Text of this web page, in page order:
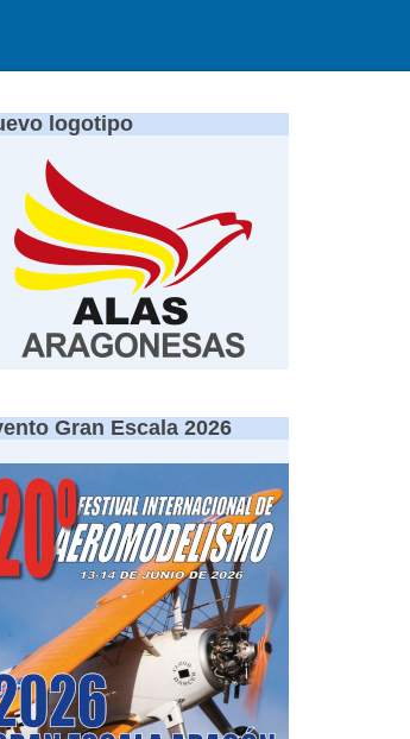
logotipo
Gran Escala 2026